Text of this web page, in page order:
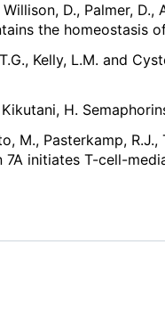
D., Palmer,
the homeostasis
Kelly, L.M. and
H.
M., Pasterkamp,
7A initiates T-cell-